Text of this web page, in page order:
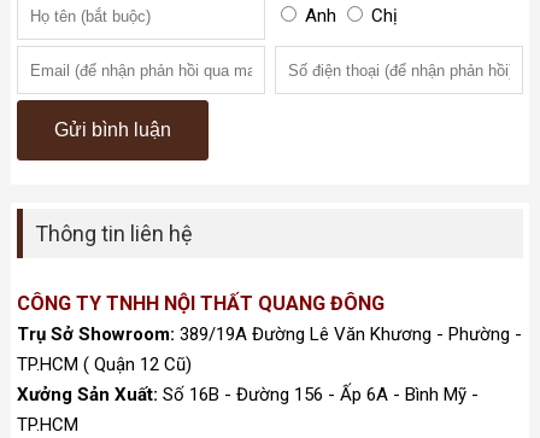
Anh Chị
Thông tin liên hệ
CÔNG TY TNHH NỘI THẤT QUANG ĐÔNG
Trụ Sở Showroom: 389/19A Đường Lê Văn Khương - Phường -
TP.HCM ( Quận 12 Cũ)
Xưởng Sản Xuất: Số 16B - Đường 156 - Ấp 6A - Bình Mỹ -
TP.HCM